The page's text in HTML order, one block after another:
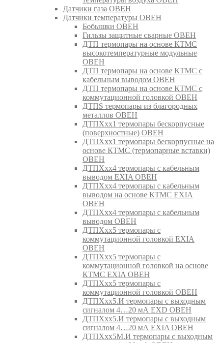
Датчики газа ОВЕН
Датчики температуры ОВЕН
Бобышки ОВЕН
Гильзы защитные сварные ОВЕН
ДТП термопары на основе КТМС
высокотемпературные модульные
ОВЕН
ДТП термопары на основе КТМС с
кабельным выводом ОВЕН
ДТП термопары на основе КТМС с
коммутационной головкой ОВЕН
ДТПS термопары из благородных
металлов ОВЕН
ДТПХхх1 термопары бескорпусные
(поверхностные) ОВЕН
ДТПХхх1 термопары бескорпусные на
основе КТМС (термопарные вставки)
ОВЕН
ДТПХхх4 термопары с кабельным
выводом EXIA ОВЕН
ДТПХхх4 термопары с кабельным
выводом на основе КТМС EXIA
ОВЕН
ДТПХхх4 термопары с кабельным
выводом ОВЕН
ДТПХхх5 термопары с
коммутационной головкой EXIA
ОВЕН
ДТПХхх5 термопары с
коммутационной головкой на основе
КТМС EXIA ОВЕН
ДТПХхх5 термопары с
коммутационной головкой ОВЕН
ДТПХхх5.И термопары с выходным
сигналом 4…20 мА EXD ОВЕН
ДТПХхх5.И термопары с выходным
сигналом 4…20 мА EXIA ОВЕН
ДТПХхх5М.И термопары с выходным